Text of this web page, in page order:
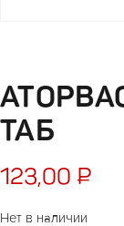
ТАБ
123,00 ₽
Нет в наличии